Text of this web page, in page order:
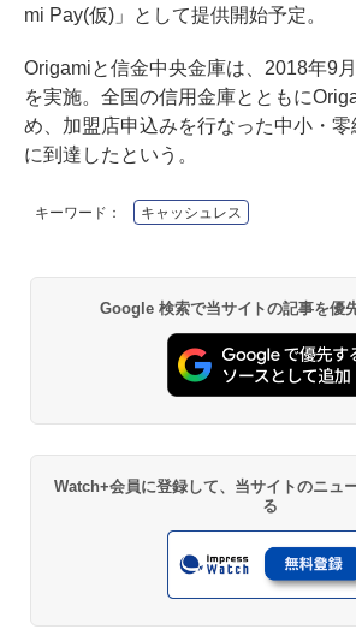
mi Pay(仮)」として提供開始予定。
Origamiと信金中央金庫は、2018年9
を実施。全国の信用金庫とともに
め、加盟店申込みを行なった中小・
に到達したという。
キーワード： キャッシュレス
Google 検索で当サイトの記事を優
Watch+会員に登録して、当サイトのニュ
る